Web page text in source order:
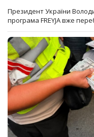
Президент України
програма FREYJA вже